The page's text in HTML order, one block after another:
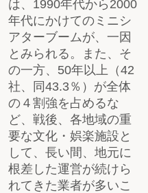
は、1990年代から2000
年代にかけてのミニシ
アターブームが、一因
とみられる。また、そ
の一方、50年以上（42
社、同43.3％）が全体
の４割強を占めるな
ど、戦後、各地域の重
要な文化・娯楽施設と
して、長い間、地元に
根差した運営が続けら
れてきた業者が多いこ